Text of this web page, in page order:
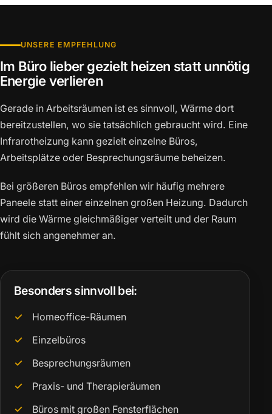
UNSERE EMPFEHLUNG
Im Büro lieber gezielt heizen statt unnötig
Energie verlieren
Gerade in Arbeitsräumen ist es sinnvoll, Wärme dort
bereitzustellen, wo sie tatsächlich gebraucht wird. Eine
Infrarotheizung kann gezielt einzelne Büros,
Arbeitsplätze oder Besprechungsräume beheizen.
Bei größeren Büros empfehlen wir häufig mehrere
Paneele statt einer einzelnen großen Heizung. Dadurch
wird die Wärme gleichmäßiger verteilt und der Raum
fühlt sich angenehmer an.
Besonders sinnvoll bei:
Homeoffice-Räumen
Einzelbüros
Besprechungsräumen
Praxis- und Therapieräumen
Büros mit großen Fensterflächen